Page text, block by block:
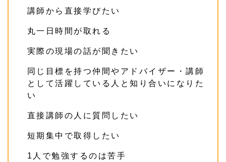
講師から直接学びたい
丸一日時間が取れる
実際の現場の話が聞きたい
同じ目標を持つ仲間やアドバイザー・講師
として活躍している人と知り合いになりた
い
直接講師の人に質問したい
短期集中で取得したい
1人で勉強するのは苦手